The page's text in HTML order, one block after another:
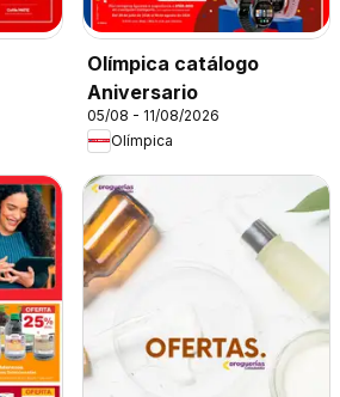
Olímpica catálogo
Aniversario
05/08 - 11/08/2026
Olímpica